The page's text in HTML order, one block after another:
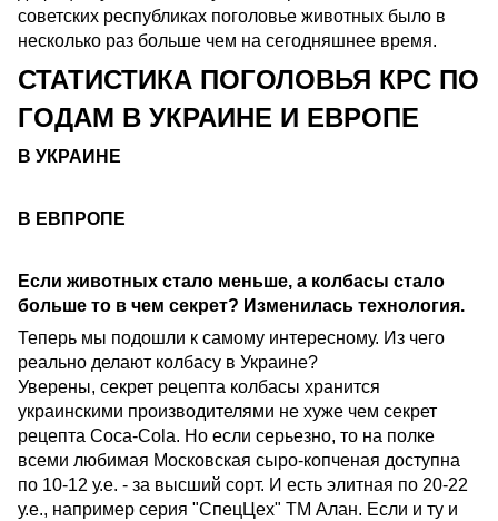
советских республиках поголовье животных было в
несколько раз больше чем на сегодняшнее время.
СТАТИСТИКА ПОГОЛОВЬЯ КРС ПО
ГОДАМ В УКРАИНЕ И ЕВРОПЕ
В УКРАИНЕ
В ЕВПРОПЕ
Если животных стало меньше, а колбасы стало
больше то в чем секрет? Изменилась технология.
Теперь мы подошли к самому интересному. Из чего
реально делают колбасу в Украине?
Уверены, секрет рецепта колбасы хранится
украинскими производителями не хуже чем секрет
рецепта Coca-Cola. Но если серьезно, то на полке
всеми любимая Московская сыро-копченая доступна
по 10-12 у.е. - за высший сорт. И есть элитная по 20-22
у.е., например серия "СпецЦех" ТМ Алан. Если и ту и